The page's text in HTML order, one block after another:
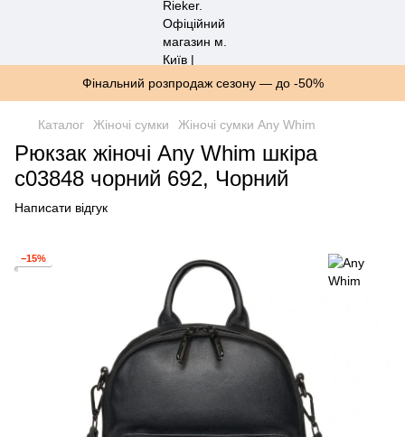
Фінальний розпродаж сезону — до -50%
Каталог Жіночі сумки Жіночі сумки Any Whim
Рюкзак жіночі Any Whim шкіра
c03848 чорний 692, Чорний
Написати відгук
−15%